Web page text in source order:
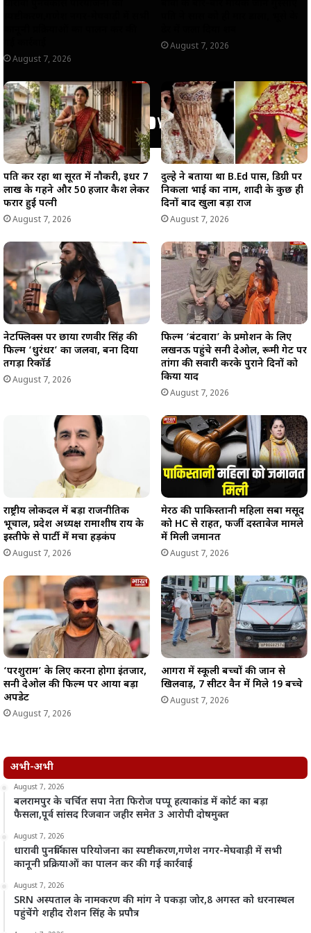
August 7, 2026
August 7, 2026
पति कर रहा था सूरत में नौकरी, इधर 7
लाख के गहने और 50 हजार कैश लेकर
फरार हुई पत्नी
August 7, 2026
दुल्हे ने बताया था B.Ed पास, डिग्री पर
निकला भाई का नाम, शादी के कुछ ही
दिनों बाद खुला बड़ा राज
August 7, 2026
नेटफ्लिक्स पर छाया रणवीर सिंह की
फिल्म ‘धुरंधर’ का जलवा, बना दिया
तगड़ा रिकॉर्ड
August 7, 2026
फिल्म ‘बंटवारा’ के प्रमोशन के लिए
लखनऊ पहुंचे सनी देओल, रूमी गेट पर
तांगा की सवारी करके पुराने दिनों को
किया याद
August 7, 2026
राष्ट्रीय लोकदल में बड़ा राजनीतिक
भूचाल, प्रदेश अध्यक्ष रामाशीष राय के
इस्तीफे से पार्टी में मचा हड़कंप
August 7, 2026
मेरठ की पाकिस्तानी महिला सबा मसूद
को HC से राहत, फर्जी दस्तावेज मामले
में मिली जमानत
August 7, 2026
‘परशुराम’ के लिए करना होगा इंतजार,
सनी देओल की फिल्म पर आया बड़ा
अपडेट
August 7, 2026
आगरा में स्कूली बच्चों की जान से
खिलवाड़, 7 सीटर वैन में मिले 19 बच्चे
August 7, 2026
अभी-अभी
August 7, 2026
बलरामपुर के चर्चित सपा नेता फिरोज पप्पू हत्याकांड में कोर्ट का बड़ा
फैसला,पूर्व सांसद रिजवान जहीर समेत 3 आरोपी दोषमुक्त
August 7, 2026
धारावी पुनर्विकास परियोजना का स्पष्टीकरण,गणेश नगर-मेघवाड़ी में सभी
कानूनी प्रक्रियाओं का पालन कर की गई कार्रवाई
August 7, 2026
SRN अस्पताल के नामकरण की मांग ने पकड़ा जोर,8 अगस्त को धरनास्थल
पहुंचेंगे शहीद रोशन सिंह के प्रपौत्र